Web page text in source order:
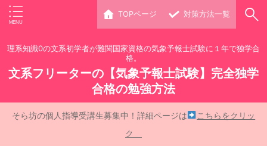
TOPページ 対策方法一覧
理系知識0の文系初学者が難関国家資格の気象予報士試験に１年で独学合
格。
文系フリーターの【気象予報士試験】完全独学
合格の勉強方法
そら坊の個人指導受講生募集中！詳細ページは
こちらをクリッ
ク